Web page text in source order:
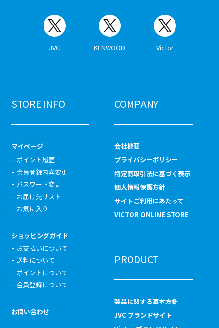
JVC KENWOOD Victor
STORE INFO
マイページ
ポイント履歴
会員登録内容変更
パスワード変更
お届け先リスト
お気に入り
ショッピングガイド
お支払いについて
送料について
ポイントについて
会員登録について
お問い合わせ
COMPANY
会社概要
プライバシーポリシー
特定商取引法に基づく表示
個人情報保護方針
サイトご利用にあたって
VICTOR ONLINE STORE
PRODUCT
製品に関する基本方針
JVC ブランドサイト